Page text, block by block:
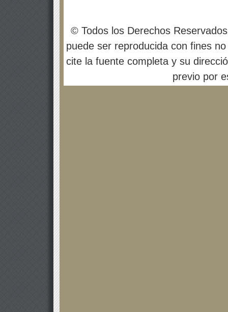
© Todos los Derechos
puede ser reproducida con fines
cite la fuente completa y su
previo por